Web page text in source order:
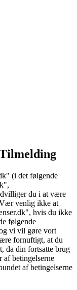
(i det følgende
du i at være
venlig ikke at
hvis du ikke
følgende
vi vil gøre vort
fornuftigt, at du
da din fortsatte brug
betingelserne
af betingelserne